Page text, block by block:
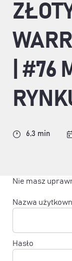
| #76
6,3 min
Nie masz
Nazwa
Hasło